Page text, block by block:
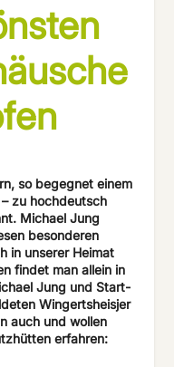
so begegnet einem
zu hochdeutsch
Michael Jung
besonderen
in unserer Heimat
findet man allein in
Jung und Start-
Wingertsheisjer
auch und wollen
erfahren: